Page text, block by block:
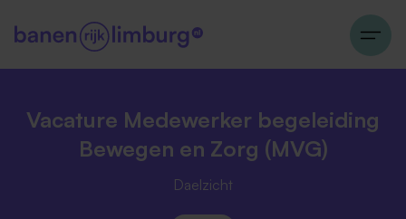
Vacature Medewerker begeleiding
Bewegen en Zorg (MVG)
Daelzicht